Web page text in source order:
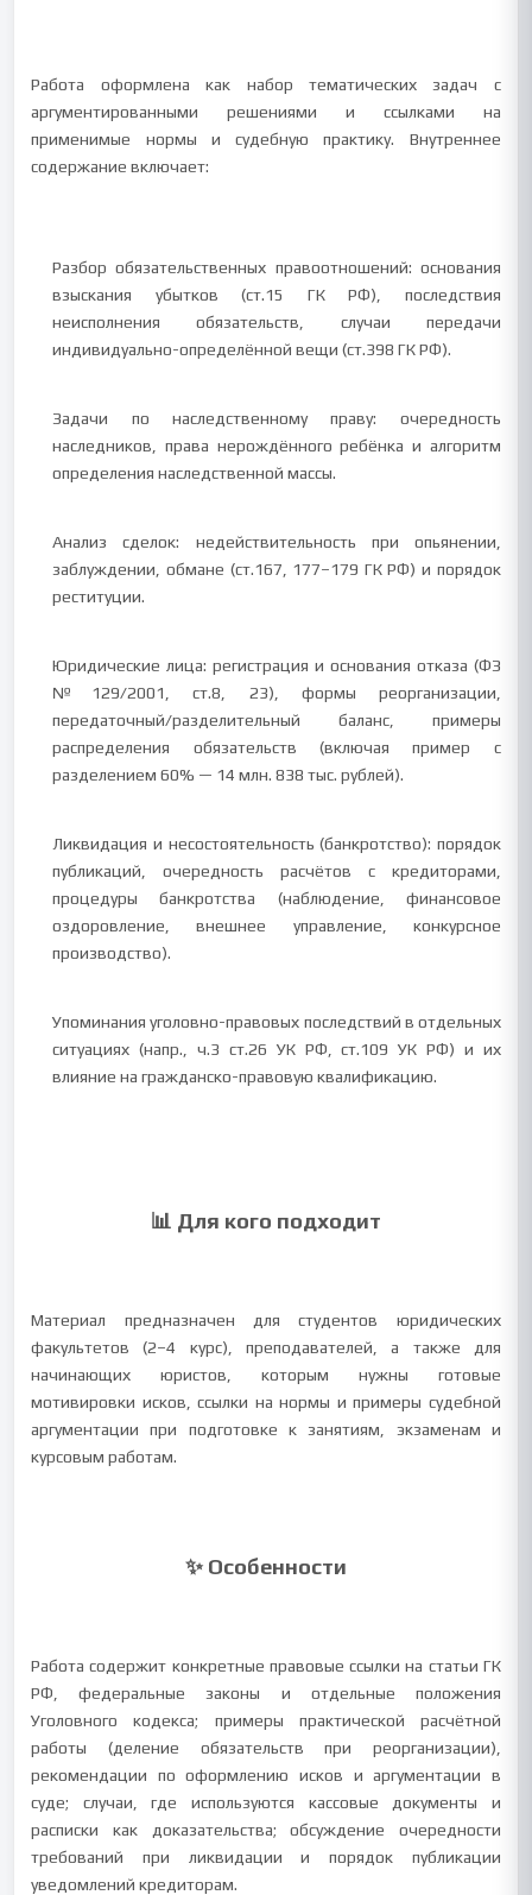
Работа оформлена как набор тематических задач с
аргументированными решениями и ссылками на
применимые нормы и судебную практику. Внутреннее
содержание включает:
Разбор обязательственных правоотношений: основания
взыскания убытков (ст.15 ГК РФ), последствия
неисполнения обязательств, случаи передачи
индивидуально-определённой вещи (ст.398 ГК РФ).
Задачи по наследственному праву: очередность
наследников, права нерождённого ребёнка и алгоритм
определения наследственной массы.
Анализ сделок: недействительность при опьянении,
заблуждении, обмане (ст.167, 177–179 ГК РФ) и порядок
реституции.
Юридические лица: регистрация и основания отказа (ФЗ
№129/2001, ст.8, 23), формы реорганизации,
передаточный/разделительный баланс, примеры
распределения обязательств (включая пример с
разделением 60% — 14 млн. 838 тыс. рублей).
Ликвидация и несостоятельность (банкротство): порядок
публикаций, очередность расчётов с кредиторами,
процедуры банкротства (наблюдение, финансовое
оздоровление, внешнее управление, конкурсное
производство).
Упоминания уголовно-правовых последствий в отдельных
ситуациях (напр., ч.3 ст.26 УК РФ, ст.109 УК РФ) и их
влияние на гражданско-правовую квалификацию.
📊 Для кого подходит
Материал предназначен для студентов юридических
факультетов (2–4 курс), преподавателей, а также для
начинающих юристов, которым нужны готовые
мотивировки исков, ссылки на нормы и примеры судебной
аргументации при подготовке к занятиям, экзаменам и
курсовым работам.
✨ Особенности
Работа содержит конкретные правовые ссылки на статьи ГК
РФ, федеральные законы и отдельные положения
Уголовного кодекса; примеры практической расчётной
работы (деление обязательств при реорганизации),
рекомендации по оформлению исков и аргументации в
суде; случаи, где используются кассовые документы и
расписки как доказательства; обсуждение очередности
требований при ликвидации и порядок публикации
уведомлений кредиторам.